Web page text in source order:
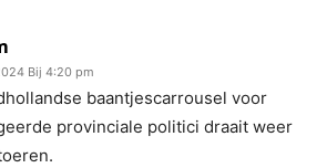
Bij 4:20 pm
baantjescarrousel voor
provinciale politici draait weer